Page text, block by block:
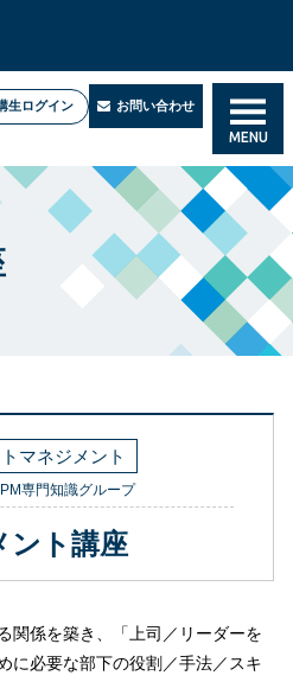
験に対応！高合格率のPMP®試験対策講
生ログイン お問い合わせ
MENU
マネジメント
PM専門知識グループ
ント講座
関係を築き、「上司／リーダーを
に必要な部下の役割／手法／スキ